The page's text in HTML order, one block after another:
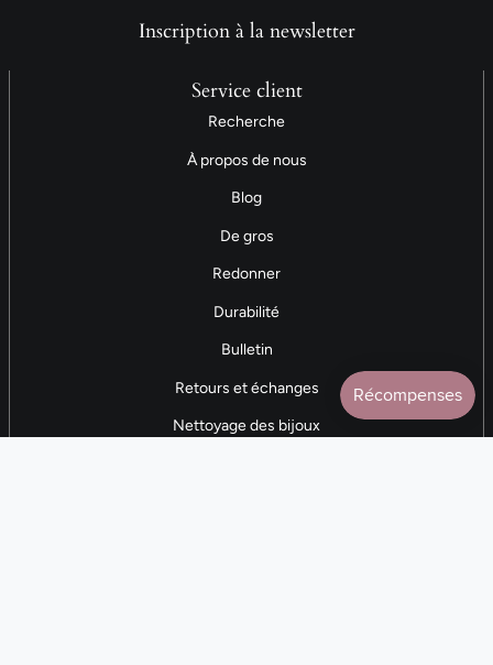
Inscription à la newsletter
Service client
Recherche
À propos de nous
Blog
De gros
Redonner
Durabilité
Bulletin
Retours et échanges
Nettoyage des bijoux